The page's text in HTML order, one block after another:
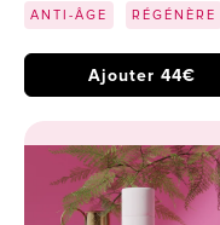
ANTI-ÂGE RÉGÉNÈRE
Ajouter 44€